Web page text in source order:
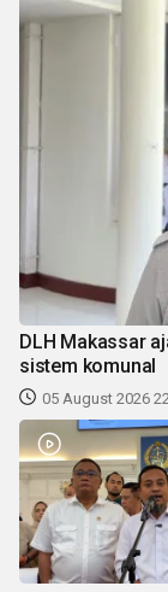
DLH Makassar
sistem komunal
05 August 2026